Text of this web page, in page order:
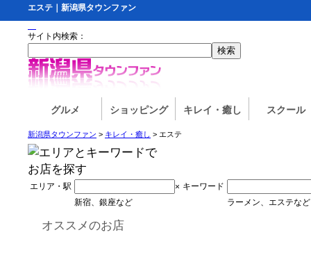
エステ｜新潟県タウンファン
サイト内検索：
グルメ ショッピング キレイ・癒し スクール
新潟県タウンファン > キレイ・癒し > エステ
エリア・駅 × キーワード
新宿、銀座など
ラーメン、エステなど
オススメのお店